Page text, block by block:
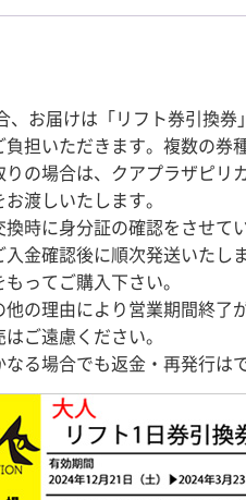
お届けは「リフト券引換
担いただきます。複数の券
の場合は、クアプラザピリ
お渡しいたします。
時に身分証の確認をさせて
金確認後に順次発送いたし
ってご購入下さい。
の理由により営業期間終了
ご遠慮ください。
る場合でも返金・再発行は